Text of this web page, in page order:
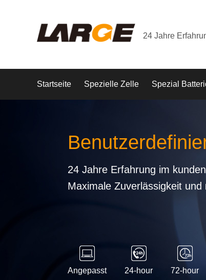
24 Jahre
Startseite Spezielle Zelle Spezial
24 Jahre Erfahrung im
Maximale Zuverlässigkeit
Angepasst
24-hour
72-hour